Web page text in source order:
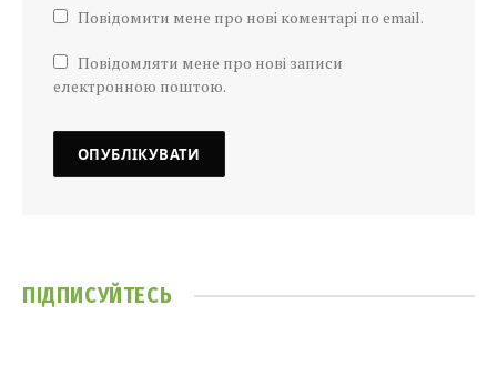
Повідомити мене про нові коментарі по email.
Повідомляти мене про нові записи
електронною поштою.
ПІДПИСУЙТЕСЬ